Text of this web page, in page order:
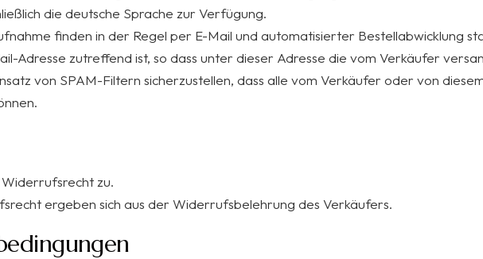
die deutsche Sprache zur Verfügung.
finden in der Regel per E-Mail und automatisierter Bestellabwicklung
Adresse zutreffend ist, so dass unter dieser Adresse die vom Verkäufer
von SPAM-Filtern sicherzustellen, dass alle vom Verkäufer oder von
zu.
ergeben sich aus der Widerrufsbelehrung des Verkäufers.